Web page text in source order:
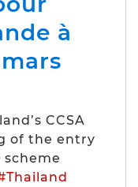
à
CCSA
of the entry
scheme